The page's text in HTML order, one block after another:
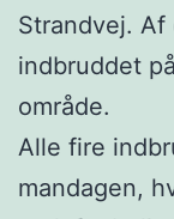
Strandvej.
indbruddet
område.
Alle fire
mandagen,